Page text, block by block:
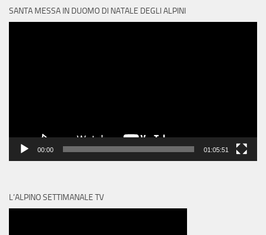
SANTA MESSA IN DUOMO DI NATALE DEGLI ALPINI
00:00 01:05:51
L’ALPINO SETTIMANALE TV